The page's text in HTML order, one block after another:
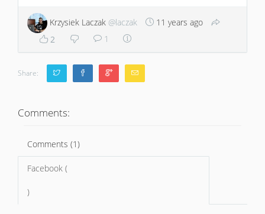
Krzysiek Laczak @laczak
11 years ago
2
1
Share:
Comments:
Comments (1)
Facebook (
)